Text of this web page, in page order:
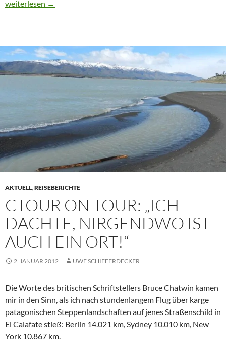
CTOUR on Tour: Pow Wow Berlin Brandenburg 2012
weiterlesen →
AKTUELL,REISEBERICHTE
CTOUR ON TOUR: „ICH
DACHTE, NIRGENDWO IST
AUCH EIN ORT!“
2. JANUAR 2012 UWE SCHIEFERDECKER
Die Worte des britischen Schriftstellers Bruce Chatwin kamen
mir in den Sinn, als ich nach stundenlangem Flug über karge
patagonischen Steppenlandschaften auf jenes Straßenschild in
El Calafate stieß: Berlin 14.021 km, Sydney 10.010 km, New
York 10.867 km.